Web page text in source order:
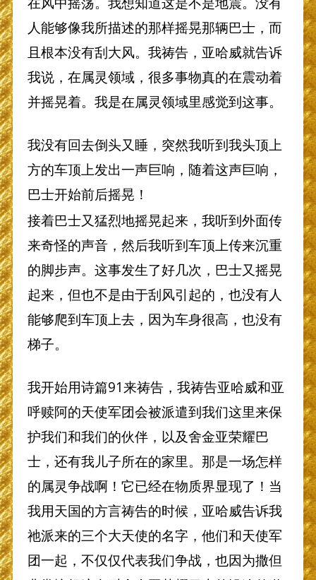
人能够像我所描述的那样摇晃那辆巴士，而
且根本没有刮大风。我祷告，亚哈威就告诉
我说，在属灵领域，很多事物真的在震动着
并摇晃着。我是在属灵领域里感觉到这事。
我没有回去倒头又睡，突然我听到我头顶上
方的车顶上发出一声巨响，随着这声巨响，
巴士开始前后摇晃！
接着巴士又猛烈地摇晃起来，我听到外面传
来奇怪的声音，然后我听到车顶上传来沉重
的脚步声。这事发生了好几次，巴士又摇晃
起来，但也不是由于刮风引起的，也没有人
能够爬到车顶上去，因为车身很高，也没有
梯子。
我开始用诗篇91来祷告，我祷告亚哈威和亚
呼赎阿的天使军团会被派遣到我们这里来保
护我们和我们的伙伴，以及舍金亚荣耀巴
士，还有我儿子所在的家里。那是一场怎样
的属灵争战啊！它已经在物质界显现了！当
我用天国的方言祷告的时候，亚哈威告诉我
祂派来的三个大天使的名字，他们和天使军
团一起，不仅仅代表我们争战，也因为撒但